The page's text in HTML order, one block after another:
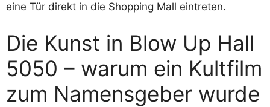
eine Tür direkt in die Shopping Mall eintreten.
Die Kunst in Blow Up Hall
5050 – warum ein Kultfilm
zum Namensgeber wurde